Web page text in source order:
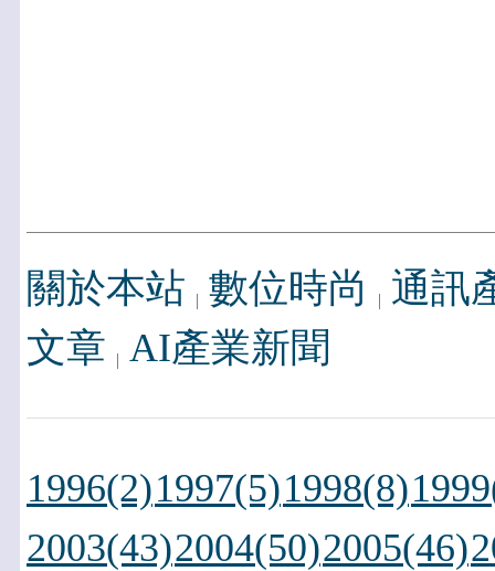
關於本站 數位時尚
通訊
文章 AI產業新聞
1996(2)1997(5)1998(8)
2003(43)2004(50)2005(46)